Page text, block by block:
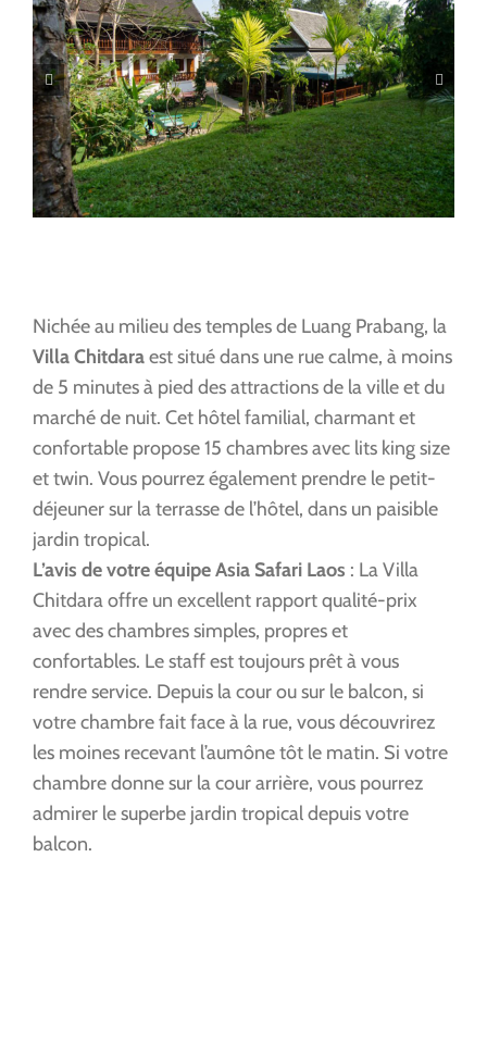
Nichée au milieu des temples de Luang Prabang, la
Villa Chitdaraest situé dans une rue calme, à moins
de 5 minutes à pied des attractions de la ville et du
marché de nuit. Cet hôtel familial, charmant et
confortable propose 15 chambres avec lits king size
et twin. Vous pourrez également prendre le petit-
déjeuner sur la terrasse de l’hôtel, dans un paisible
jardin tropical.
L’avis de votre équipe Asia Safari Laos : La Villa
Chitdara offre un excellent rapport qualité-prix
avec des chambres simples, propres et
confortables. Le staff est toujours prêt à vous
rendre service. Depuis la cour ou sur le balcon, si
votre chambre fait face à la rue, vous découvrirez
les moines recevant l’aumône tôt le matin. Si votre
chambre donne sur la cour arrière, vous pourrez
admirer le superbe jardin tropical depuis votre
balcon.